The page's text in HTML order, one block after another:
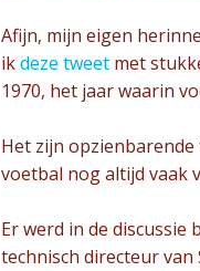
Afijn, mijn eigen
ikdeze tweet met
1970, het jaar waarin
Het zijn
voetbal nog altijd vaak
Er werd in de
technisch directeur